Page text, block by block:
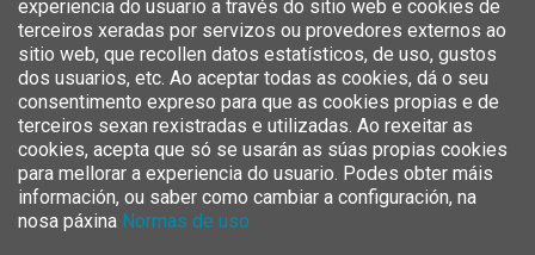
experiencia do usuario a través do sitio web e cookies de
terceiros xeradas por servizos ou provedores externos ao
sitio web, que recollen datos estatísticos, de uso, gustos
dos usuarios, etc. Ao aceptar todas as cookies, dá o seu
consentimento expreso para que as cookies propias e de
terceiros sexan rexistradas e utilizadas. Ao rexeitar as
cookies, acepta que só se usarán as súas propias cookies
para mellorar a experiencia do usuario. Podes obter máis
información, ou saber como cambiar a configuración, na
nosa páxina Normas de uso